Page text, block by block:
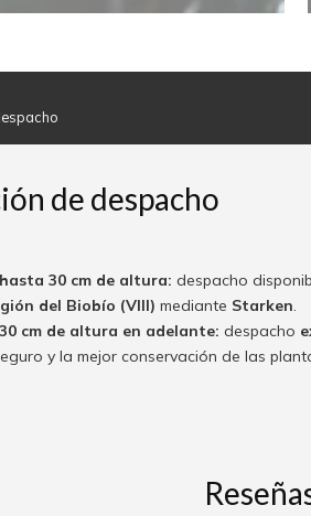
de despacho
30 cm de altura: despacho
del Biobío (VIII) mediante Starken.
cm de altura en adelante: despacho
y la mejor conservación de las